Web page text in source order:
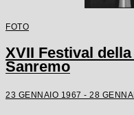
FOTO
XVII Festival
Sanremo
23 GENNAIO 1967 - 28